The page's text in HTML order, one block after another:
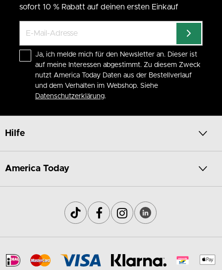
sofort 10 % Rabatt auf deinen ersten Einkauf
Ja, ich melde mich für den Newsletter an. Dieser ist
auf meine Interessen abgestimmt. Zu diesem Zweck
nutzt America Today Daten aus der Bestellverlauf
und dem Verhalten im Webshop. Siehe
Datenschutzerklärung.
Hilfe
America Today